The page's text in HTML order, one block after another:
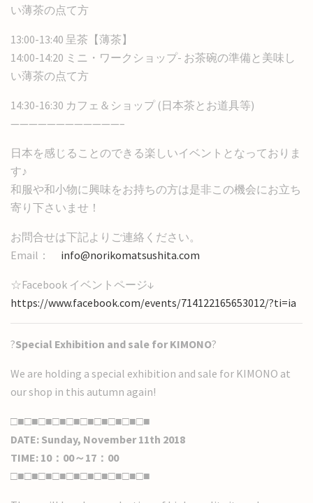
い薄茶の点て方
13:00-13:40 呈茶【薄茶】
14:00-14:20 ミニ・ワークショップ- お茶碗の準備と美味し
い薄茶の点て方
14:30-16:30 カフェ＆ショップ (日本茶とお道具等)
————————————–
日本を感じることのできる楽しいイベントとなっておりま
す♪
和服や和小物に興味をお持ちの方は是非この機会にお立ち
寄り下さいませ！
お問合せは下記よりご連絡ください。
Email： info@norikomatsushita.com
☆Facebook イベントページ↓
https://www.facebook.com/events/714122165653012/?ti=ia
?Special Exhibition and sale for KIMONO?
We are holding a special exhibition and sale for KIMONO at
our shop in this autumn again!
□■□■□■□■□■□■□■□■□■□■
DATE: Sunday, November 11th 2018
TIME: 10：00～17：00
□■□■□■□■□■□■□■□■□■□■